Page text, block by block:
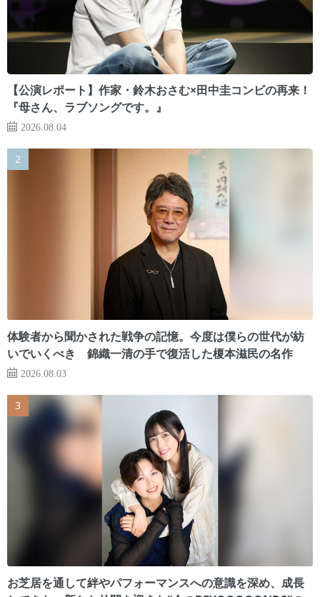
【公演レポート】作家・鈴木おさむ×田中圭コンビの再来！
『母さん、ラブソングです。』
2026.08.04
体験者から聞かされた戦争の記憶。今度は僕らの世代が紡
いでいくべき 錦織一清の手で復活した榎本滋民の名作
2026.08.03
お芝居を通して絆やパフォーマンスへの意識を深め、成長